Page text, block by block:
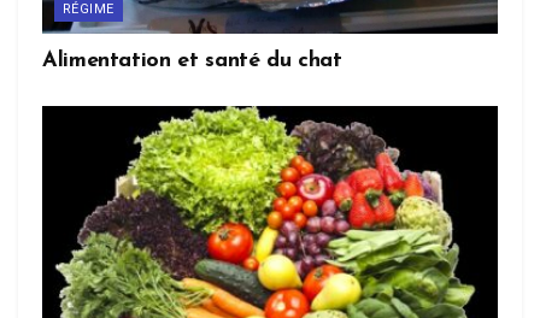
RÉGIME
Alimentation et santé du chat